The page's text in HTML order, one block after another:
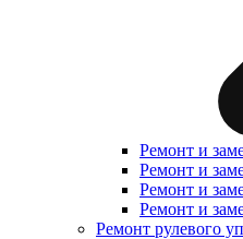
Ремонт и
Ремонт и
Ремонт и
Ремонт и
Ремонт рулевого